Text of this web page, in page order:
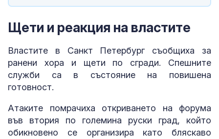
Щети и реакция на властите
Властите в Санкт Петербург съобщиха за
ранени хора и щети по сгради. Спешните
служби са в състояние на повишена
готовност.
Атаките помрачиха откриването на форума
във втория по големина руски град, който
обикновено се организира като бляскаво